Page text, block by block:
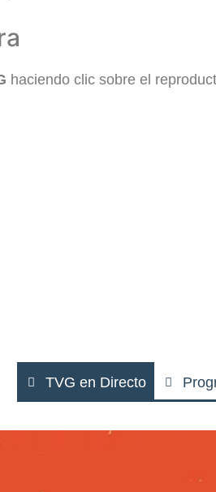
haciendo clic sobre el
TVG en Directo